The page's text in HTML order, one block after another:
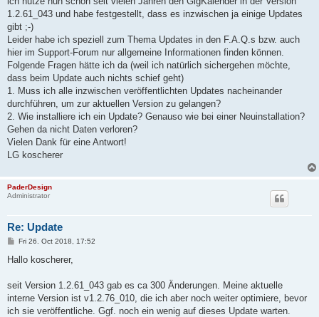
1.2.61_043 und habe festgestellt, dass es inzwischen ja einige Updates
gibt ;-)
Leider habe ich speziell zum Thema Updates in den F.A.Q.s bzw. auch
hier im Support-Forum nur allgemeine Informationen finden können.
Folgende Fragen hätte ich da (weil ich natürlich sichergehen möchte,
dass beim Update auch nichts schief geht)
1. Muss ich alle inzwischen veröffentlichten Updates nacheinander
durchführen, um zur aktuellen Version zu gelangen?
2. Wie installiere ich ein Update? Genauso wie bei einer Neuinstallation?
Gehen da nicht Daten verloren?
Vielen Dank für eine Antwort!
LG koscherer
PaderDesign
Administrator
Re: Update
P
s
Fri 26. Oct 2018, 17:52
Hallo koscherer,
seit Version 1.2.61_043 gab es ca 300 Änderungen. Meine aktuelle
interne Version ist v1.2.76_010, die ich aber noch weiter optimiere, bevor
ich sie veröffentliche. Ggf. noch ein wenig auf dieses Update warten.